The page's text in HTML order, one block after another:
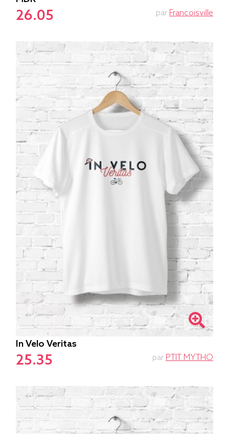
26.05 par Francoisville
In Velo Veritas
25.35 par PTIT MYTHO